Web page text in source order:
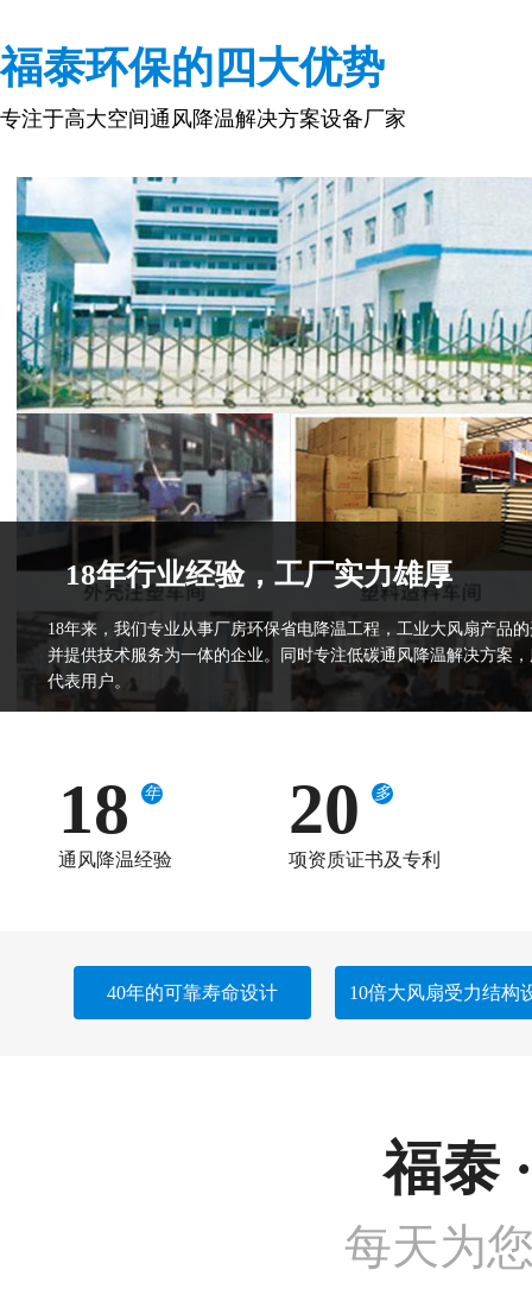
福泰环保的四大优势
专注于高大空间通风降温解决方案设备厂家
18年行业经验，工厂实力雄厚
18年来，我们专业从事厂房环保省电降温工程，工业大风扇产品
并提供技术服务为一体的企业。同时专注低碳通风降温解决方案
代表用户。
18 年
通风降温经验
20 多
项资质证书及专利
40年的可靠寿命设计 10倍大风扇受力结构
福泰
每天为